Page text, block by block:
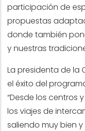
participación de
propuestas
donde también
y nuestras
La presidenta de la
el éxito del
“Desde los centros
los viajes de
saliendo muy bien